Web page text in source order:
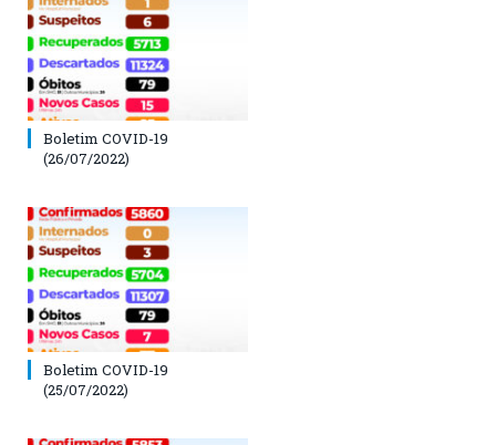
Boletim COVID-19
(26/07/2022)
Boletim COVID-19
(25/07/2022)